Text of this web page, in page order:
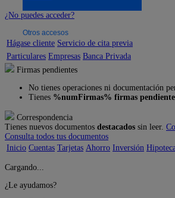
¿No puedes acceder?
Otros accesos
Hágase cliente Servicio de cita previa
Particulares Empresas Banca Privada
Firmas pendientes
No tienes operaciones ni documentación
Tienes %numFirmas% firmas
Correspondencia
Tienes nuevos documentos destacados sin leer.
Consulta todos tus documentos
Inicio Cuentas Tarjetas Ahorro Inversión
Cargando...
¿Le ayudamos?